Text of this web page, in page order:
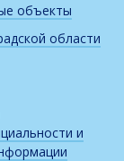
объекты
области
и